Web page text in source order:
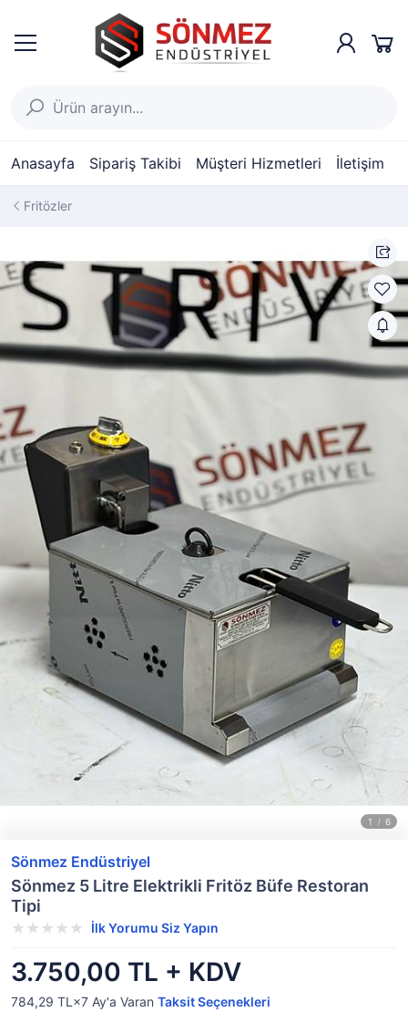
Anasayfa Sipariş Takibi Müşteri Hizmetleri İletişim
Fritözler
Sönmez Endüstriyel
Sönmez 5 Litre Elektrikli Fritöz Büfe Restoran
Tipi
İlk Yorumu Siz Yapın
3.750,00 TL + KDV
784,29 TL×7 Ay'a Varan Taksit Seçenekleri